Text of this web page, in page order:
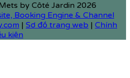
by Côté Jardin 2026
Booking Engine & Channel
| Sơ đồ trang web | Chính
kiện